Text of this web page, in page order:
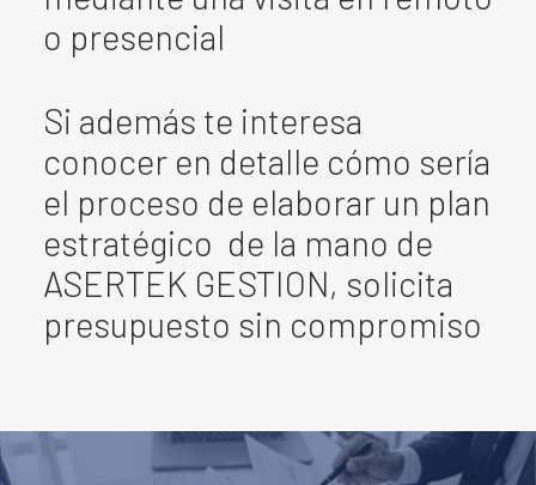
o presencial
Si además te interesa
conocer en detalle cómo sería
el proceso de elaborar un plan
estratégico de la mano de
ASERTEK GESTION, solicita
presupuesto sin compromiso